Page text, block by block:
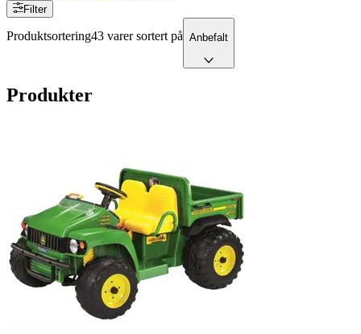
Filter
Produktsortering43 varer sortert på Anbefalt
Produkter